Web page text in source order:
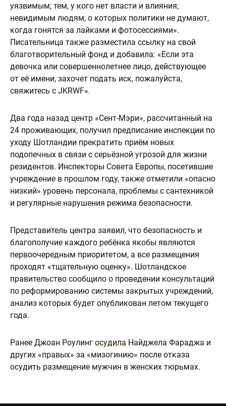
уязвимым; тем, у кого нет власти и влияния;
невидимым людям, о которых политики не думают,
когда гонятся за лайками и фотосессиями».
Писательница также разместила ссылку на свой
благотворительный фонд и добавила: «Если эта
девочка или совершеннолетнее лицо, действующее
от её имени, захочет подать иск, пожалуйста,
свяжитесь с JKRWF».
Два года назад центр «Сент-Мэри», рассчитанный на
24 проживающих, получил предписание инспекции по
уходу Шотландии прекратить приём новых
подопечных в связи с серьёзной угрозой для жизни
резидентов. Инспекторы Совета Европы, посетившие
учреждение в прошлом году, также отметили «опасно
низкий» уровень персонала, проблемы с сантехникой
и регулярные нарушения режима безопасности.
Представитель центра заявил, что безопасность и
благополучие каждого ребёнка якобы являются
первоочередным приоритетом, а все размещения
проходят «тщательную оценку». Шотландское
правительство сообщило о проведении консультаций
по реформированию системы закрытых учреждений,
анализ которых будет опубликован летом текущего
года.
Ранее Джоан Роулинг осудила Найджела Фараджа и
других «правых» за «мизогинию» после отказа
осудить размещение мужчин в женских тюрьмах.